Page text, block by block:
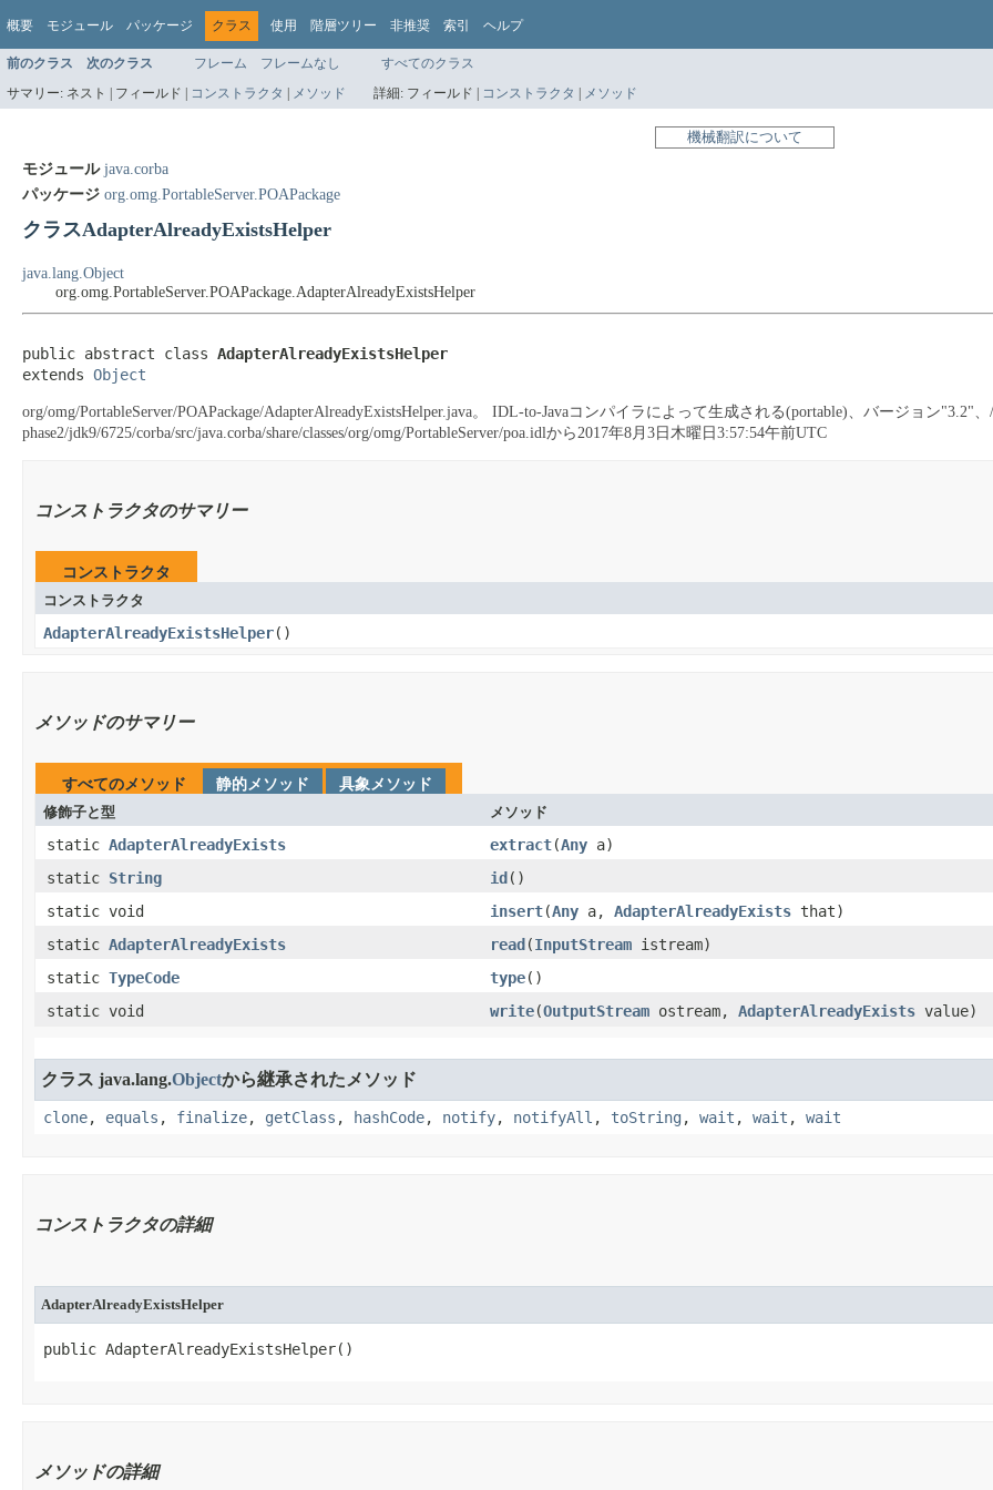
概要 モジュール パッケージ クラス 使用 階層ツリー 非推奨 索引 ヘルプ
前のクラス 次のクラス フレーム フレームなし すべてのクラス
サマリー: ネスト | フィールド | コンストラクタ | メソッド 詳細: フィールド | コンストラクタ | メソッド
機械翻訳について
モジュール java.corba
パッケージ org.omg.PortableServer.POAPackage
クラスAdapterAlreadyExistsHelper
java.lang.Object
org.omg.PortableServer.POAPackage.AdapterAlreadyExistsHelper
public abstract class AdapterAlreadyExistsHelper
extends Object
org/omg/PortableServer/POAPackage/AdapterAlreadyExistsHelper.java。
IDL-to-Javaコンパイラによって生成される(portable)、バージョン"3.2"、
phase2/jdk9/6725/corba/src/java.corba/share/classes/org/omg/PortableServer/poa.idlから2017年8月3日木曜日3:57:54午前UTC
コンストラクタのサマリー
コンストラクタ
コンストラクタ
AdapterAlreadyExistsHelper​()
メソッドのサマリー
すべてのメソッド 静的メソッド
具象メソッド
修飾子と型
メソッド
static AdapterAlreadyExists extract​(Any a)
static String id ​()
static void
insert​(Any a, AdapterAlreadyExists that)
static AdapterAlreadyExists read ​(InputStream istream)
static TypeCode type​()
static void
write​(OutputStream ostream, AdapterAlreadyExists value)
クラス java.lang.Objectから継承されたメソッド
clone, equals , finalize, getClass , hashCode, notify, notifyAll , toString , wait , wait , wait
コンストラクタの詳細
AdapterAlreadyExistsHelper
public AdapterAlreadyExistsHelper​()
メソッドの詳細